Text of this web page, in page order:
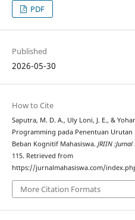
PDF
Published
2026-05-30
How to Cite
Saputra, M. D. A., Uly Loni, J. E., &
Programming pada Penentuan
Beban Kognitif Mahasiswa. JRIIN
115. Retrieved from
https://jurnalmahasiswa.com/
More Citation Formats